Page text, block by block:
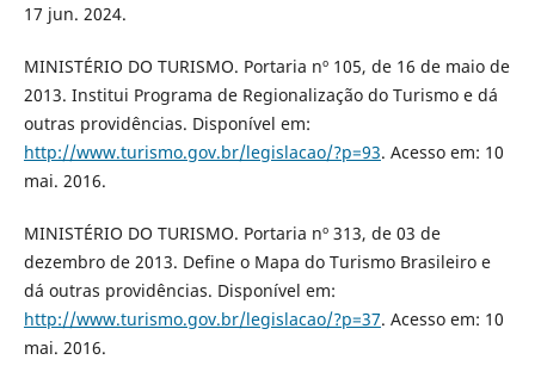
17 jun. 2024.
MINISTÉRIO DO TURISMO. Portaria nº 105, de 16 de maio de
2013. Institui Programa de Regionalização do Turismo e dá
outras providências. Disponível em:
http://www.turismo.gov.br/legislacao/?p=93. Acesso em: 10
mai. 2016.
MINISTÉRIO DO TURISMO. Portaria nº 313, de 03 de
dezembro de 2013. Define o Mapa do Turismo Brasileiro e
dá outras providências. Disponível em:
http://www.turismo.gov.br/legislacao/?p=37. Acesso em: 10
mai. 2016.